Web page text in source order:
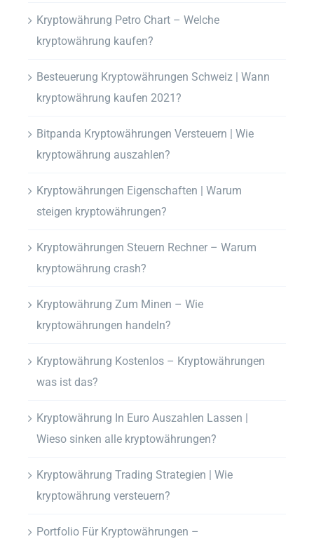
Kryptowährung Petro Chart – Welche
kryptowährung kaufen?
Besteuerung Kryptowährungen Schweiz | Wann
kryptowährung kaufen 2021?
Bitpanda Kryptowährungen Versteuern | Wie
kryptowährung auszahlen?
Kryptowährungen Eigenschaften | Warum
steigen kryptowährungen?
Kryptowährungen Steuern Rechner – Warum
kryptowährung crash?
Kryptowährung Zum Minen – Wie
kryptowährungen handeln?
Kryptowährung Kostenlos – Kryptowährungen
was ist das?
Kryptowährung In Euro Auszahlen Lassen |
Wieso sinken alle kryptowährungen?
Kryptowährung Trading Strategien | Wie
kryptowährung versteuern?
Portfolio Für Kryptowährungen –